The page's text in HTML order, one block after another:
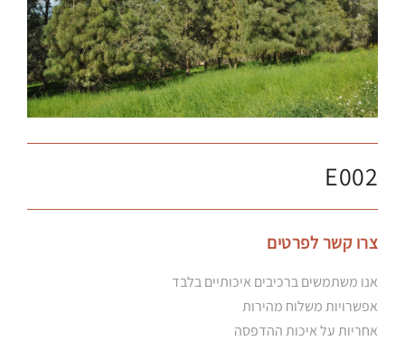
E002
צרו קשר לפרטים
אנו משתמשים ברכיבים איכותיים בלבד
אפשרויות משלוח מהירות
אחריות על איכות ההדפסה